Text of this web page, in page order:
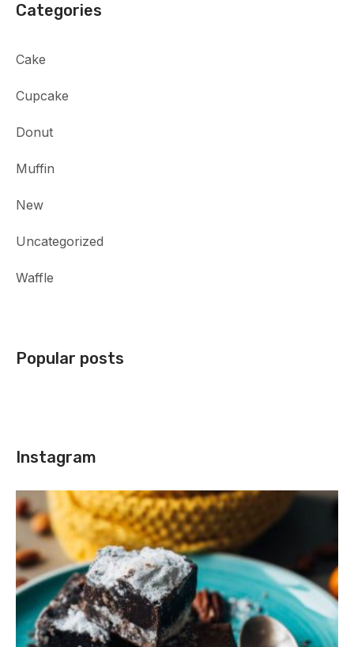
Categories
Cake
Cupcake
Donut
Muffin
New
Uncategorized
Waffle
Popular posts
Instagram